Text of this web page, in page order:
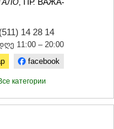
, ПР. ВАЖА-
(511) 14 28 14
11:00 – 20:00
facebook
категории